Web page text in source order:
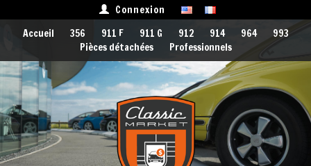
Connexion
Accueil
356 911 F 911 G 912 914 964
993
Pièces détachées
Professionnels